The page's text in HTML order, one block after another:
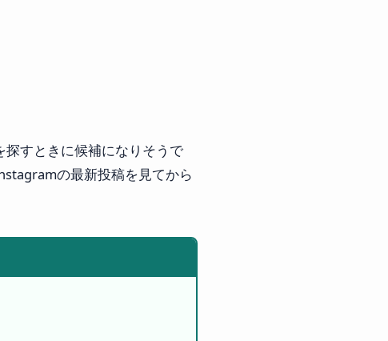
すときに候補になりそうで
の最新投稿を見てから